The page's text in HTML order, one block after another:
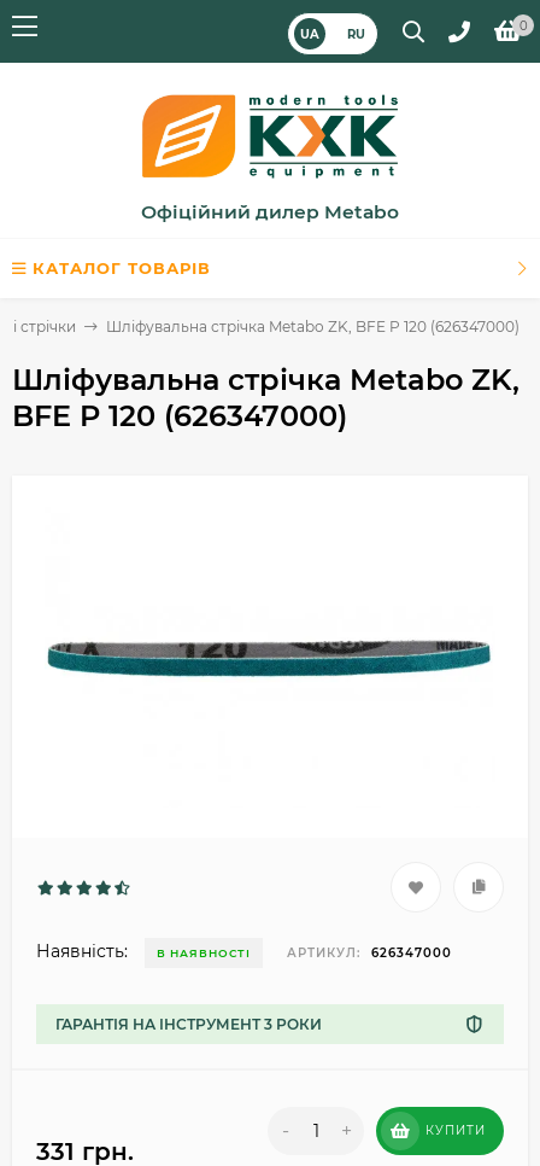
UA RU
0
Офіційний дилер Metabo
КАТАЛОГ ТОВАРІВ
стрічки Шліфувальна стрічка Metabo ZK, BFE P 120 (626347000)
Шліфувальна стрічка Metabo ZK,
BFE P 120 (626347000)
Наявність: В НАЯВНОСТІ АРТИКУЛ: 626347000
ГАРАНТІЯ НА ІНСТРУМЕНТ 3 РОКИ
331 грн.
- + КУПИТИ